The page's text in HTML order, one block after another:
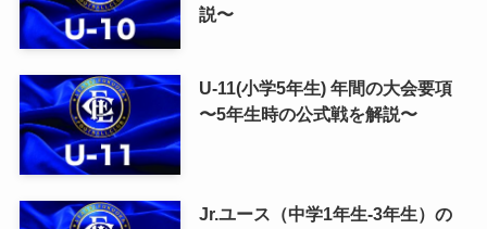
説〜
U-11(小学5年生) 年間の大会要項
〜5年生時の公式戦を解説〜
Jr.ユース（中学1年生-3年生）の